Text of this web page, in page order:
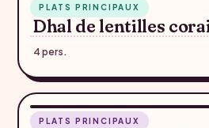
PLATS PRINCIPAUX
Dhal de lentilles
4 pers.
PLATS PRINCIPAUX